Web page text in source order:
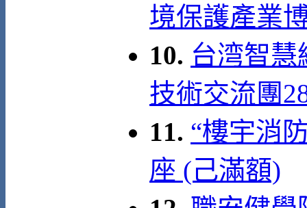
境保護產業
10. 台湾智
技術交流團
11. “樓宇消
座 (己滿額)